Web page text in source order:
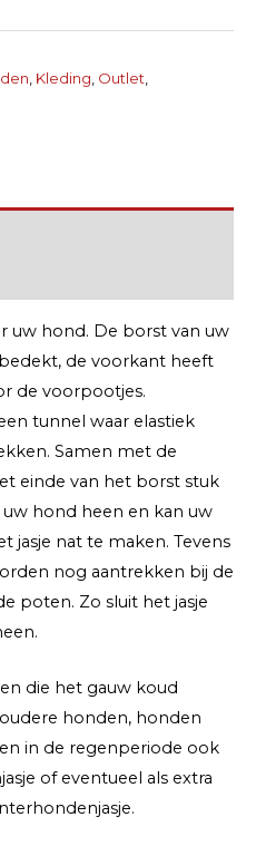
, Kleding, Outlet,
uw hond. De borst van uw
de voorkant heeft
de voorpootjes.
tunnel waar elastiek
Samen met de
einde van het borst stuk
hond heen en kan uw
jasje nat te maken. Tevens
nog aantrekken bij de
poten. Zo sluit het jasje
die het gauw koud
honden, honden
in de regenperiode ook
of eventueel als extra